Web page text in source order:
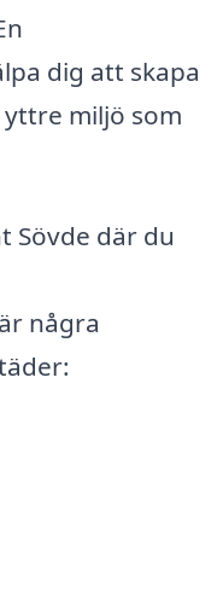
dig att skapa
miljö som
Sövde där du
några